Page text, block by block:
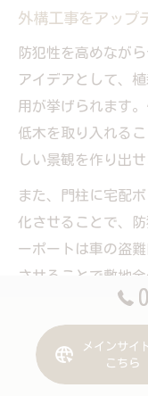
外構工事をアップ
防犯性を高めなが
アイデアとして、
用が挙げられます
低木を取り入れる
しい景観を作り出せ
また、門柱に宅配
化させることで、
ーポートは車の盗
させることで敷地
工夫は、家族構成
レンジすることが可
外構工事をアップ
メインサイ
こちら